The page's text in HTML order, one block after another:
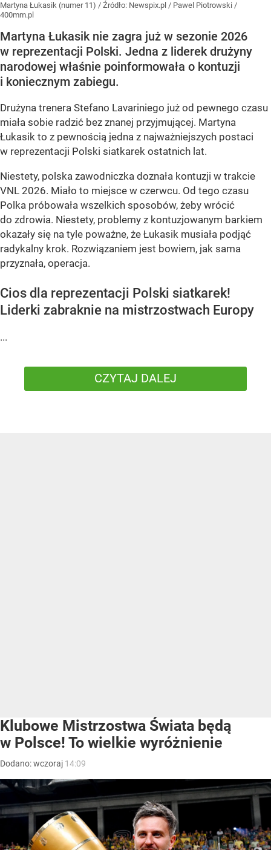
Martyna Łukasik (numer 11) / Źródło: Newspix.pl / Pawel Piotrowski /
400mm.pl
Martyna Łukasik nie zagra już w sezonie 2026
w reprezentacji Polski. Jedna z liderek drużyny
narodowej właśnie poinformowała o kontuzji
i koniecznym zabiegu.
Drużyna trenera Stefano Lavariniego już od pewnego czasu
miała sobie radzić bez znanej przyjmującej. Martyna
Łukasik to z pewnością jedna z najważniejszych postaci
w reprezentacji Polski siatkarek ostatnich lat.
Niestety, polska zawodniczka doznała kontuzji w trakcie
VNL 2026. Miało to miejsce w czerwcu. Od tego czasu
Polka próbowała wszelkich sposobów, żeby wrócić
do zdrowia. Niestety, problemy z kontuzjowanym barkiem
okazały się na tyle poważne, że Łukasik musiała podjąć
radykalny krok. Rozwiązaniem jest bowiem, jak sama
przyznała, operacja.
Cios dla reprezentacji Polski siatkarek!
Liderki zabraknie na mistrzostwach Europy
...
CZYTAJ DALEJ
Klubowe Mistrzostwa Świata będą
w Polsce! To wielkie wyróżnienie
Dodano:wczoraj 14:09